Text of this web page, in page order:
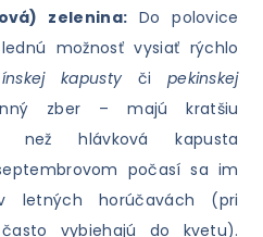
zelenina: Do polovice
možnosť vysiať rýchlo
kapusty či pekinskej
zber – majú kratšiu
než hlávková kapusta
počasí sa im
letných horúčavách (pri
vybiehajú do kvetu).